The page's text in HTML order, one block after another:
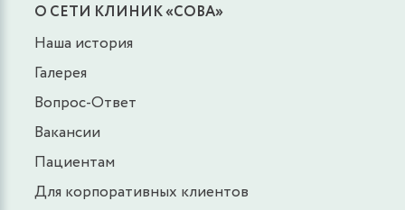
О СЕТИ КЛИНИК «СОВА»
Наша история
Галерея
Вопрос-Ответ
Вакансии
Пациентам
Для корпоративных клиентов